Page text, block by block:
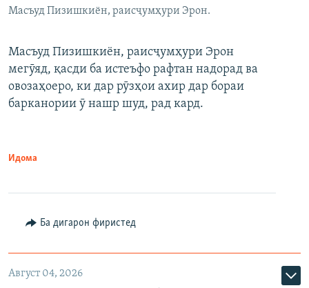
Масъуд Пизишкиён, раисҷумҳури Эрон.
Масъуд Пизишкиён, раисҷумҳури Эрон
мегӯяд, қасди ба истеъфо рафтан надорад ва
овозаҳоеро, ки дар рӯзҳои ахир дар бораи
барканории ӯ нашр шуд, рад кард.
Идома
Ба дигарон фиристед
Август 04, 2026